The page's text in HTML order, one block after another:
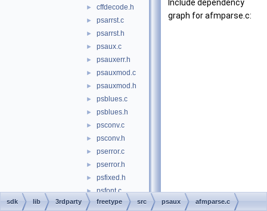
► cffdecode.h
► psarrst.c
► psarrst.h
► psaux.c
► psauxerr.h
► psauxmod.c
► psauxmod.h
► psblues.c
► psblues.h
► psconv.c
► psconv.h
► pserror.c
► pserror.h
► psfixed.h
► psfont.c
► psfont.h
Include dependency
graph for afmparse.c:
sdk lib 3rdparty freetype src psaux afmparse.c